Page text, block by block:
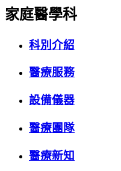
家庭醫學科
科別介紹
醫療服務
設備儀器
醫療團隊
醫療新知